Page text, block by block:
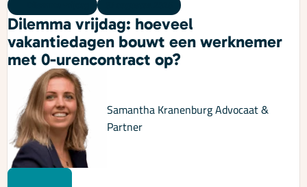
Dilemma vrijdag: hoeveel
vakantiedagen bouwt een werknemer
met 0-urencontract op?
Samantha KranenburgAdvocaat &
Partner